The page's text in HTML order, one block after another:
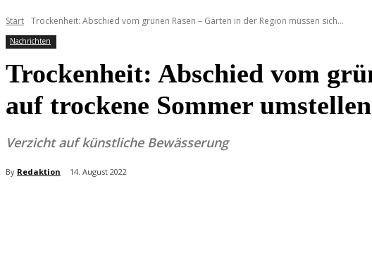
Start Trockenheit: Abschied vom grünen Rasen – Gärten in der Region müssen sich...
Nachrichten
Trockenheit: Abschied vom
auf trockene Sommer umstellen
Verzicht auf künstliche Bewässerung
By Redaktion 14. August 2022